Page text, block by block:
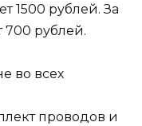
1500 рублей. За
700 рублей.
во всех
проводов и